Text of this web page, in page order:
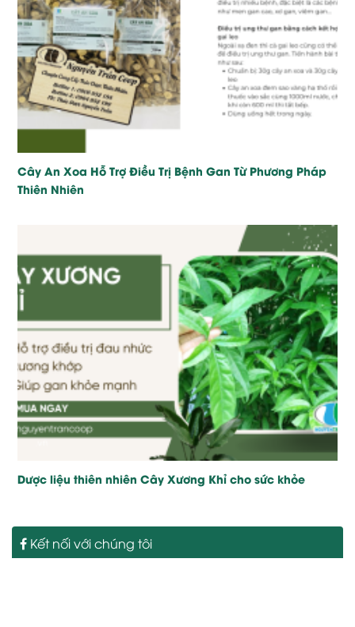
Cây An Xoa Hỗ Trợ Điều Trị Bệnh Gan Từ Phương Pháp
Thiên Nhiên
Dược liệu thiên nhiên Cây Xương Khỉ cho sức khỏe
Kết nối với chúng tôi